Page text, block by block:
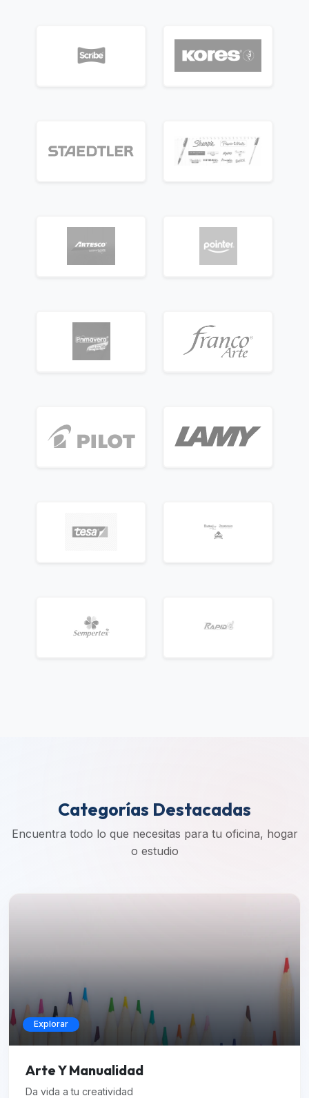
Categorías Destacadas
Encuentra todo lo que necesitas para tu oficina, hogar
o estudio
Explorar
Arte Y Manualidad
Da vida a tu creatividad